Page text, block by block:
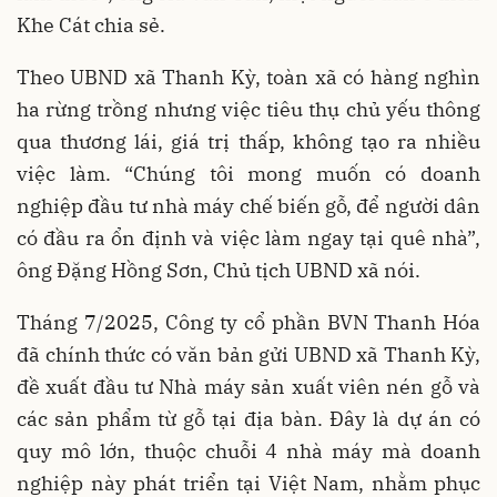
Khe Cát chia sẻ.
Theo UBND xã Thanh Kỳ, toàn xã có hàng nghìn
ha rừng trồng nhưng việc tiêu thụ chủ yếu thông
qua thương lái, giá trị thấp, không tạo ra nhiều
việc làm. “Chúng tôi mong muốn có doanh
nghiệp đầu tư nhà máy chế biến gỗ, để người dân
có đầu ra ổn định và việc làm ngay tại quê nhà”,
ông Đặng Hồng Sơn, Chủ tịch UBND xã nói.
Tháng 7/2025, Công ty cổ phần BVN Thanh Hóa
đã chính thức có văn bản gửi UBND xã Thanh Kỳ,
đề xuất đầu tư Nhà máy sản xuất viên nén gỗ và
các sản phẩm từ gỗ tại địa bàn. Đây là dự án có
quy mô lớn, thuộc chuỗi 4 nhà máy mà doanh
nghiệp này phát triển tại Việt Nam, nhằm phục